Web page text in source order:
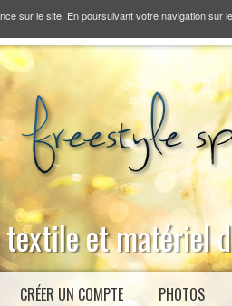
sur le site. En poursuivant votre navigation sur
textile et matériel
CRÉER UN COMPTE PHOTOS